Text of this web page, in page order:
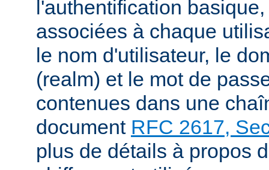
l'authentification
associées à chaque
le nom d'utilisateur, le
(realm) et le mot de
contenues dans une
document RFC 2617,
plus de détails à propos